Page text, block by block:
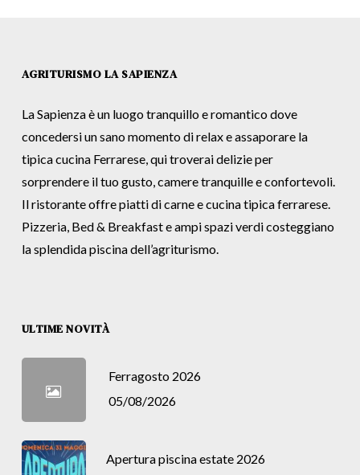
AGRITURISMO LA SAPIENZA
La Sapienza è un luogo tranquillo e romantico dove
concedersi un sano momento di relax e assaporare la
tipica cucina Ferrarese, qui troverai delizie per
sorprendere il tuo gusto, camere tranquille e confortevoli.
Il ristorante offre piatti di carne e cucina tipica ferrarese.
Pizzeria, Bed & Breakfast e ampi spazi verdi costeggiano
la splendida piscina dell’agriturismo.
ULTIME NOVITÀ
Ferragosto 2026
05/08/2026
Apertura piscina estate 2026